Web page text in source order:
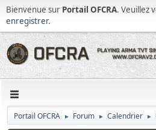
Bienvenue sur Portail OFCRA. Veuillez
enregistrer.
Portail OFCRA ► Forum ► Calendrier ►